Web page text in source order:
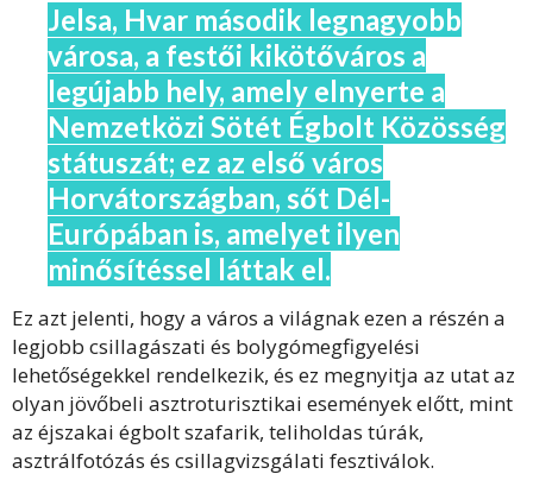
Jelsa, Hvar második legnagyobb
városa, a festői kikötőváros a
legújabb hely, amely elnyerte a
Nemzetközi Sötét Égbolt Közösség
státuszát; ez az első város
Horvátországban, sőt Dél-
Európában is, amelyet ilyen
minősítéssel láttak el.
Ez azt jelenti, hogy a város a világnak ezen a részén a
legjobb csillagászati és bolygómegfigyelési
lehetőségekkel rendelkezik, és ez megnyitja az utat az
olyan jövőbeli asztroturisztikai események előtt, mint
az éjszakai égbolt szafarik, teliholdas túrák,
asztrálfotózás és csillagvizsgálati fesztiválok.